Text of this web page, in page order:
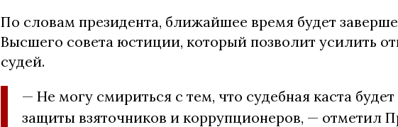
По словам президента, ближайшее время будет
Высшего совета юстиции, который позволит усилить
судей.
— Не могу смириться с тем, что судебная каста
защиты взяточников и коррупционеров, — отметил